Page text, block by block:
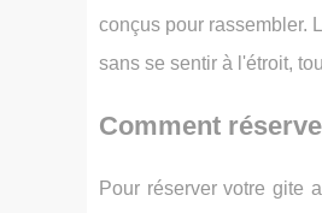
conçus pour rassembler.
sans se sentir à l'étroit,
Comment
Pour réserver votre gite